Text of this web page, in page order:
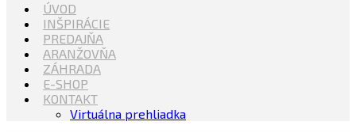
Florasystem Žilina
Kvety, Sviečky, dekorácie, Záhrada
ÚVOD
INŠPIRÁCIE
PREDAJŇA
ARANŽOVŇA
ZÁHRADA
E-SHOP
KONTAKT
Virtuálna prehliadka